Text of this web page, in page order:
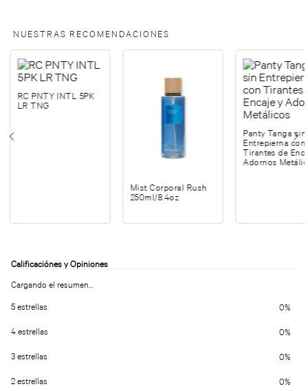
NUESTRAS RECOMENDACIONES
RC PNTY INTL 5PK
LR TNG
Mist Corporal Rush
250ml/8.4oz
Panty Tanga sin
Entrepierna con
Tirantes de
Adornos
Cargando el resumen…
5 estrellas 0%
4 estrellas 0%
3 estrellas 0%
2 estrellas 0%